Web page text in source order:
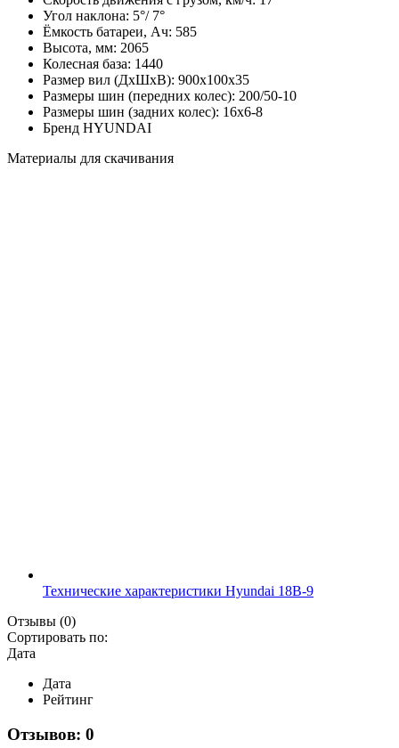
Угол наклона: 5°/ 7°
Ёмкость батареи, Ач: 585
Высота, мм: 2065
Колесная база: 1440
Размер вил (ДхШхВ): 900х100х35
Размеры шин (передних колес): 200/50-10
Размеры шин (задних колес): 16х6-8
Бренд HYUNDAI
Материалы для скачивания
Технические характеристики Hyundai 18B-9
Отзывы (0)
Сортировать по:
Дата
Дата
Рейтинг
Отзывов: 0